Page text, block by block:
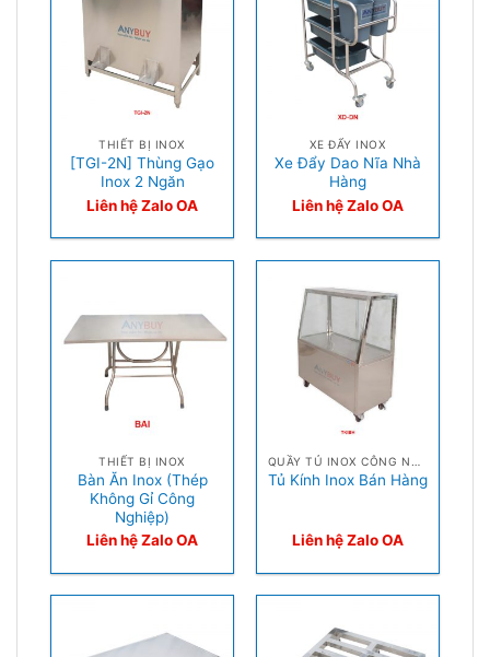
THIẾT BỊ INOX
[TGI-2N] Thùng Gạo
Inox 2 Ngăn
Liên hệ Zalo OA
XE ĐẨY INOX
Xe Đẩy Dao Nĩa Nhà
Hàng
Liên hệ Zalo OA
THIẾT BỊ INOX
Bàn Ăn Inox (Thép
Không Gỉ Công
Nghiệp)
Liên hệ Zalo OA
Tủ Kính Inox Bán Hàng
Liên hệ Zalo OA